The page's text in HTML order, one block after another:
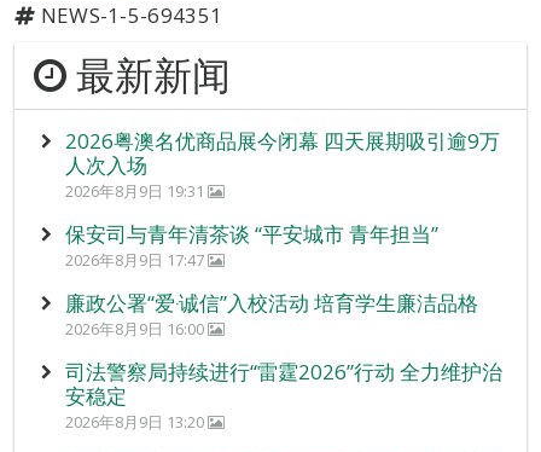
NEWS-1-5-694351
最新新闻
2026粤澳名优商品展今闭幕 四天展期吸引逾9万
人次入场
2026年8月9日 19:31
保安司与青年清茶谈 “平安城市 青年担当”
2026年8月9日 17:47
廉政公署“爱‧诚信”入校活动 培育学生廉洁品格
2026年8月9日 16:00
司法警察局持续进行“雷霆2026”行动 全力维护治
安稳定
2026年8月9日 13:20